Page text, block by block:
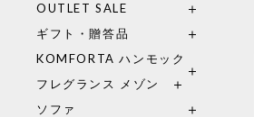
OUTLET SALE
ギフト・贈答品
KOMFORTA ハンモック
フレグランス メゾン
ソファ